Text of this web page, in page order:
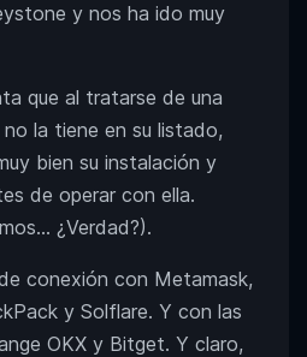
y nos ha ido muy
que al tratarse de una
la tiene en su listado,
bien su instalación y
de operar con ella.
¿Verdad?).
conexión con Metamask,
y Solflare. Y con las
OKX y Bitget. Y claro,